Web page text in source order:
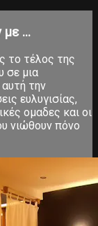
...
το τέλος της
σε μια
την
ευλυγισίας,
ομαδες και οι
νιώθουν πόνο